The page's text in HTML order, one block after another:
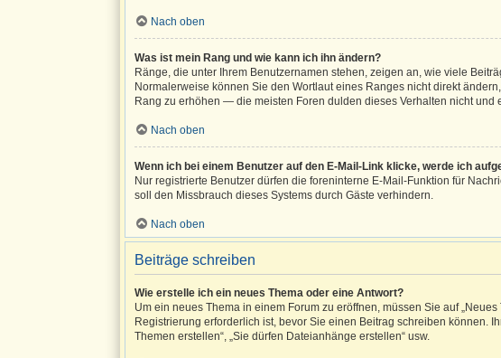
Nach oben
Was ist mein Rang und wie kann ich ihn ändern?
Ränge, die unter Ihrem Benutzernamen stehen, zeigen an, wie viele
Normalerweise können Sie den Wortlaut eines Ranges nicht direkt
Rang zu erhöhen — die meisten Foren dulden dieses Verhalten nicht
Nach oben
Wenn ich bei einem Benutzer auf den E-Mail-Link klicke, werde ich
Nur registrierte Benutzer dürfen die foreninterne E-Mail-Funktion für
soll den Missbrauch dieses Systems durch Gäste verhindern.
Nach oben
Beiträge schreiben
Wie erstelle ich ein neues Thema oder eine Antwort?
Um ein neues Thema in einem Forum zu eröffnen, müssen Sie auf
Registrierung erforderlich ist, bevor Sie einen Beitrag schreiben können.
Themen erstellen“, „Sie dürfen Dateianhänge erstellen“ usw.